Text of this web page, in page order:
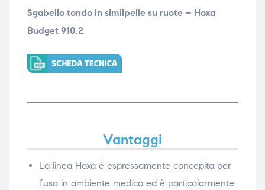
Sgabello tondo in similpelle su ruote – Hoxa
Budget 910.2
Vantaggi
La linea Hoxa è espressamente concepita per
l’uso in ambiente medico ed è particolarmente